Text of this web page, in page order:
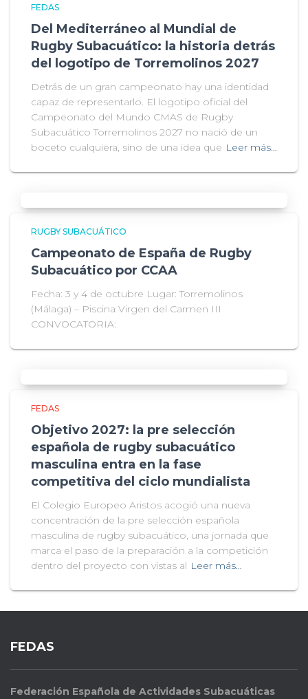
FEDAS
Del Mediterráneo al Mundial de
Rugby Subacuático: la historia detrás
del logotipo de Torremolinos 2027
Detrás de un gran campeonato hay una identidad
capaz de representarlo. El logotipo oficial del
Campeonato del Mundo CMAS de Rugby
Subacuático Torremolinos 2027 no nació de un
boceto cualquiera, sino de una idea que Leer más…
RUGBY SUBACUÁTICO
Campeonato de España de Rugby
Subacuático por CCAA
Fecha: 3 y 4 de octubre Lugar: Torremolinos
(Málaga) – Piscina Virgen del Carmen III
CONVOCATORIA:
FEDAS
Objetivo 2027: la pre selección
española de rugby subacuático
masculina entra en la fase
competitiva del ciclo mundialista
El Colegio Europeo Aristos acogió una nueva
concentración de la pre selección española
masculina de rugby subacuático, una jornada que
marca el paso de la preparación a la competición
dentro del proyecto con vistas al Leer más…
FEDAS
Federación Española de Actividades Subacuáticas